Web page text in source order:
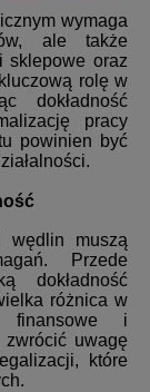
wymaga
ale także
sklepowe oraz
rolę w
dokładność
pracy
powinien być
wędlin muszą
Przede
dokładność
różnica w
finansowe i
uwagę
które